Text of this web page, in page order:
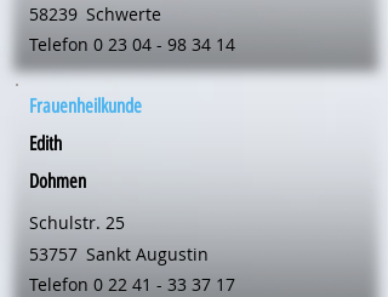
58239 Schwerte
Telefon 0 23 04 - 98 34 14
Frauenheilkunde
Edith
Dohmen
Schulstr. 25
53757 Sankt Augustin
Telefon 0 22 41 - 33 37 17